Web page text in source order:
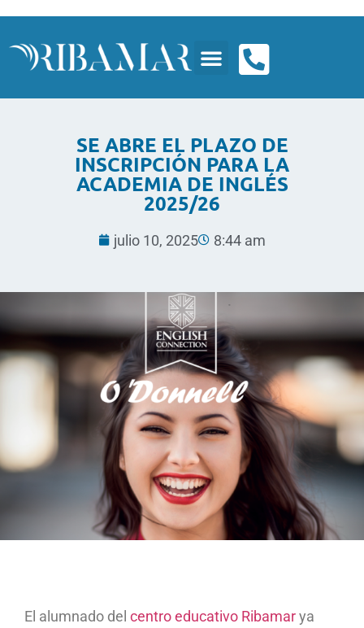
SE ABRE EL PLAZO DE
INSCRIPCIÓN PARA LA
ACADEMIA DE INGLÉS
2025/26
julio 10, 2025 8:44 am
El alumnado del centro educativo Ribamarya